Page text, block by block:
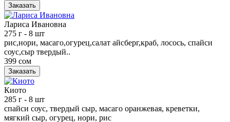
Заказать
Лариса Ивановна
275 г - 8 шт
рис,нори, масаго,огурец,салат айсберг,краб, лосось, спайси
соус,сыр твердый..
399 сом
Заказать
Киото
285 г - 8 шт
спайси соус, твердый сыр, масаго оранжевая, креветки,
мягкий сыр, огурец, нори, рис